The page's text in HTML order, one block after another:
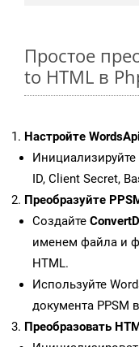
Простое
to HTML в
Настройте
Инициализируйте
ID, Client Secret,
Преобразуйте
Создайте
именем файла и
HTML.
Используйте
документа PPSM
Преобразовать